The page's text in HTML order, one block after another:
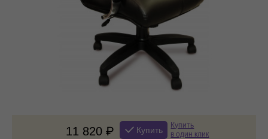
11 820 Купить
Купить
в один клик